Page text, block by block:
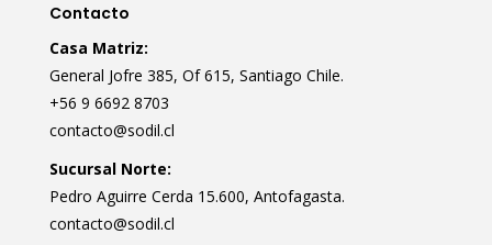
Contacto
Casa Matriz:
General Jofre 385, Of 615, Santiago Chile.
+56 9 6692 8703
contacto@sodil.cl
Sucursal Norte:
Pedro Aguirre Cerda 15.600, Antofagasta.
contacto@sodil.cl